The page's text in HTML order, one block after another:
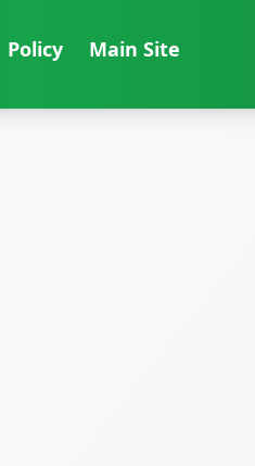
Policy Main Site